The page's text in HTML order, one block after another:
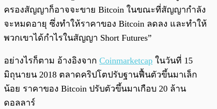
ครองสัญญาก็อาจจะขาย Bitcoin ในขณะที่สัญญากำลัง
จะหมดอายุ ซึ่งทำให้ราคาของ Bitcoin ลดลง และทำให้
พวกเขาได้กำไรในสัญญา Short Futures”
อย่างไรก็ตาม อ้างอิงจาก Coinmarketcap ในวันที่ 15
มิถุนายน 2018 ตลาดคริปโตปรับฐานฟื้นตัวขึ้นมาเล็ก
น้อย ราคาของ Bitcoin ปรับตัวขึ้นมาเกือบ 20 ล้าน
ดอลลาร์